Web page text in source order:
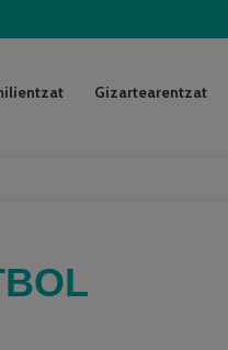
Gizartearentzat